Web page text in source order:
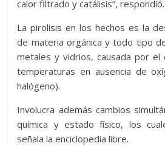
calor filtrado y catálisis”, respondió.
La pirolisis en los hechos es la
de materia orgánica y todo tipo
metales y vidrios, causada por el
temperaturas en ausencia de
halógeno).
Involucra además cambios
química y estado físico, los
señala la enciclopedia libre.